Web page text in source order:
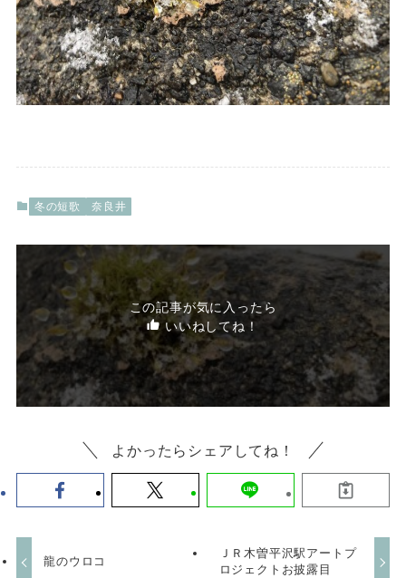
冬の短歌 奈良井
この記事が気に入ったら
いいねしてね！
よかったらシェアしてね！
龍のウロコ
ＪＲ木曽平沢駅アートプ
ロジェクトお披露目